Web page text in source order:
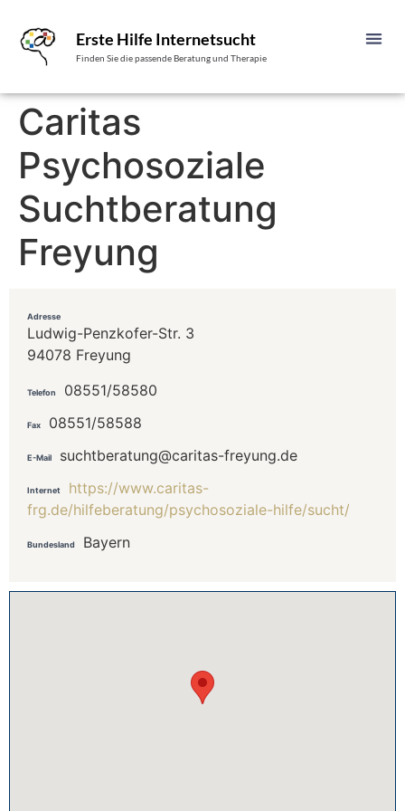
Erste Hilfe Internetsucht
Finden Sie die passende Beratung und Therapie
Caritas
Psychosoziale
Suchtberatung
Freyung
Adresse
Ludwig-Penzkofer-Str. 3
94078 Freyung
Telefon 08551/58580
Fax 08551/58588
E-Mail suchtberatung@caritas-freyung.de
Internet
https://www.caritas-
frg.de/hilfeberatung/psychosoziale-hilfe/sucht/
Bundesland Bayern